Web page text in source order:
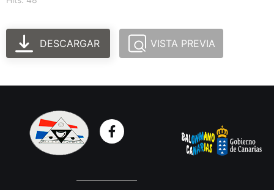
DESCARGAR VISTA PREVIA